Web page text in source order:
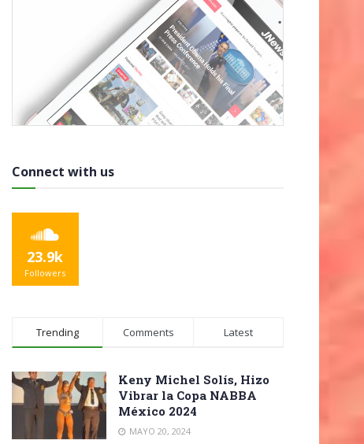
Connect with us
23.9k
Followers
Trending Comments Latest
Keny Michel Solís, Hizo
Vibrar la Copa NABBA
México 2024
MAYO 20, 2024